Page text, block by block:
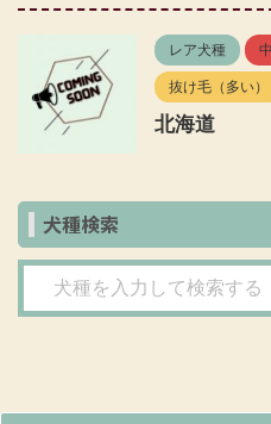
レア犬種
抜け毛（多い）
北海道
犬種検索